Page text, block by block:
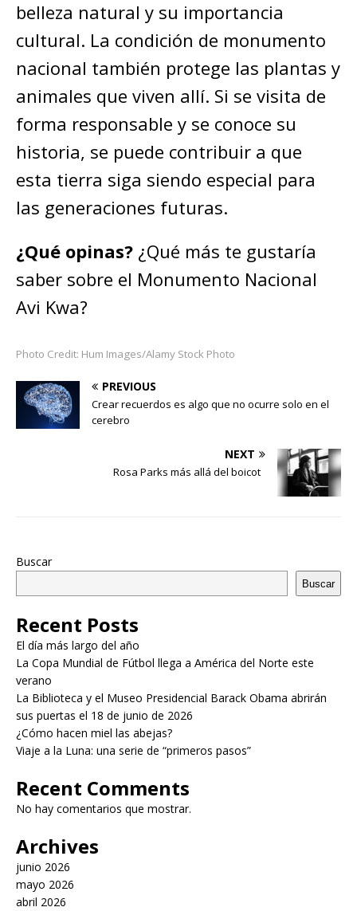
belleza natural y su importancia
cultural. La condición de monumento
nacional también protege las plantas y
animales que viven allí. Si se visita de
forma responsable y se conoce su
historia, se puede contribuir a que
esta tierra siga siendo especial para
las generaciones futuras.
¿Qué opinas? ¿Qué más te gustaría
saber sobre el Monumento Nacional
Avi Kwa?
Photo Credit: Hum Images/Alamy Stock Photo
PREVIOUS
Crear recuerdos es algo que no ocurre solo en el
cerebro
NEXT
Rosa Parks más allá del boicot
Buscar
Buscar
Recent Posts
El día más largo del año
La Copa Mundial de Fútbol llega a América del Norte este
verano
La Biblioteca y el Museo Presidencial Barack Obama abrirán
sus puertas el 18 de junio de 2026
¿Cómo hacen miel las abejas?
Viaje a la Luna: una serie de “primeros pasos”
Recent Comments
No hay comentarios que mostrar.
Archives
junio 2026
mayo 2026
abril 2026